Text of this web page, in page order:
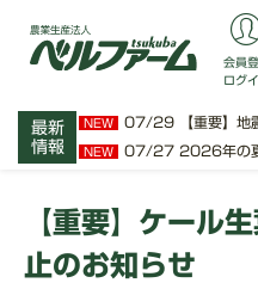
最新
情報
NEW 07/29 【重要】地
NEW 07/27 2026年の
会員
ログ
【重要】ケール
止のお知らせ